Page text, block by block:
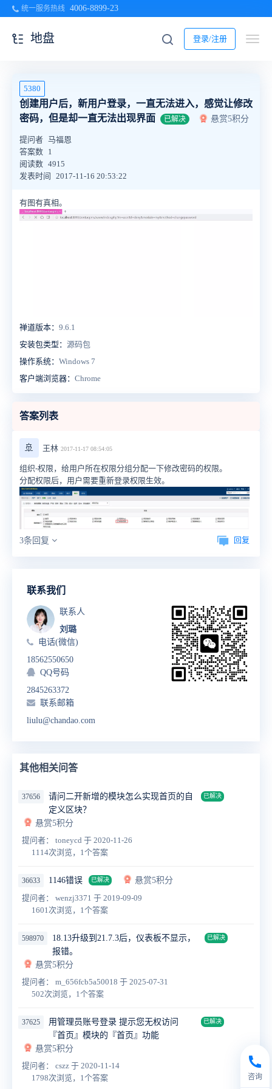
统一服务热线 4006-8899-23
登录/注册
地盘
5380
创建用户后，新用户登录，一直无法进入，感觉让修改
密码，但是却一直无法出现界面
已解决 悬赏5积分
提问者 马福恩
答案数 1
阅读数 4915
发表时间
2017-11-16 20:53:22
有图有真相。
禅道版本： 9.6.1
安装包类型： 源码包
操作系统： Windows 7
客户端浏览器： Chrome
答案列表
🚢 王林 2017-11-17 08:54:05
组织-权限，给用户所在权限分组分配一下修改密码的权限。
分配权限后，用户需要重新登录权限生效。
3条回复 回复
联系我们
联系人
刘璐
电话(微信)
18562550650
QQ号码
2845263372
联系邮箱
liulu@chandao.com
其他相关问答
37656
请问二开新增的模块怎么实现首页的自
定义区块？
已解决
悬赏5积分
提问者： toneycd 于 2020-11-26
1114次浏览，1个答案
36633 1146错误 已解决
悬赏5积分
提问者： wenzj3371 于 2019-09-09
1601次浏览，1个答案
598970
18.13升级到21.7.3后，仪表板不显示，
报错。
已解决
悬赏5积分
提问者： m_656fcb5a50018 于 2025-07-31
502次浏览，1个答案
37625
用管理员账号登录 提示您无权访问
『首页』模块的『首页』功能
已解决
悬赏5积分
提问者： cszz 于 2020-11-14
1798次浏览，1个答案
咨询